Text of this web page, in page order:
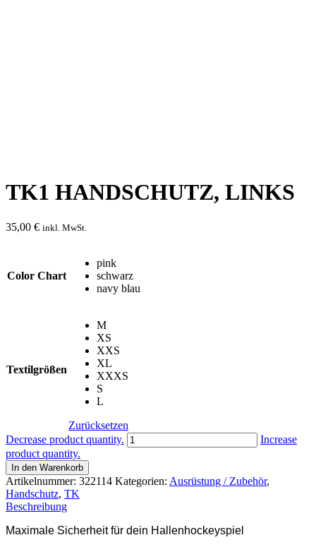
TK1 HANDSCHUTZ, LINKS
35,00 € inkl. MwSt.
Color Chart
pink
schwarz
navy blau
Textilgrößen
M
XS
XXS
XL
XXXS
S
L
Zurücksetzen
Decrease product quantity. TK1
HANDSCHUTZ,
Menge
Increase
product quantity.
In den Warenkorb
Artikelnummer: 322114 Kategorien: Ausrüstung / Zubehör,
Handschutz, TK
Beschreibung
Maximale Sicherheit für dein Hallenhockeyspiel